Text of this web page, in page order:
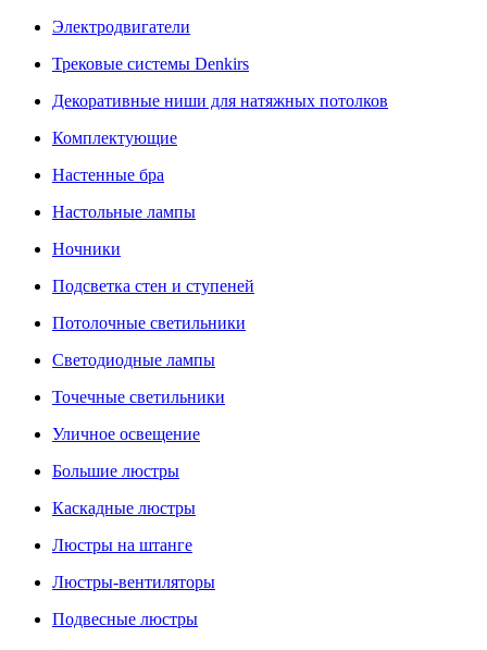
Электродвигатели
Трековые системы Denkirs
Декоративные ниши для натяжных потолков
Комплектующие
Настенные бра
Настольные лампы
Ночники
Подсветка стен и ступеней
Потолочные светильники
Светодиодные лампы
Точечные светильники
Уличное освещение
Большие люстры
Каскадные люстры
Люстры на штанге
Люстры-вентиляторы
Подвесные люстры